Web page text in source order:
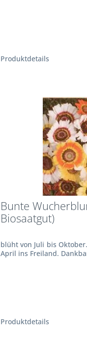
Produktdetails
Bunte
Biosaatgut)
blüht von Juli bis
April ins Freiland.
Produktdetails